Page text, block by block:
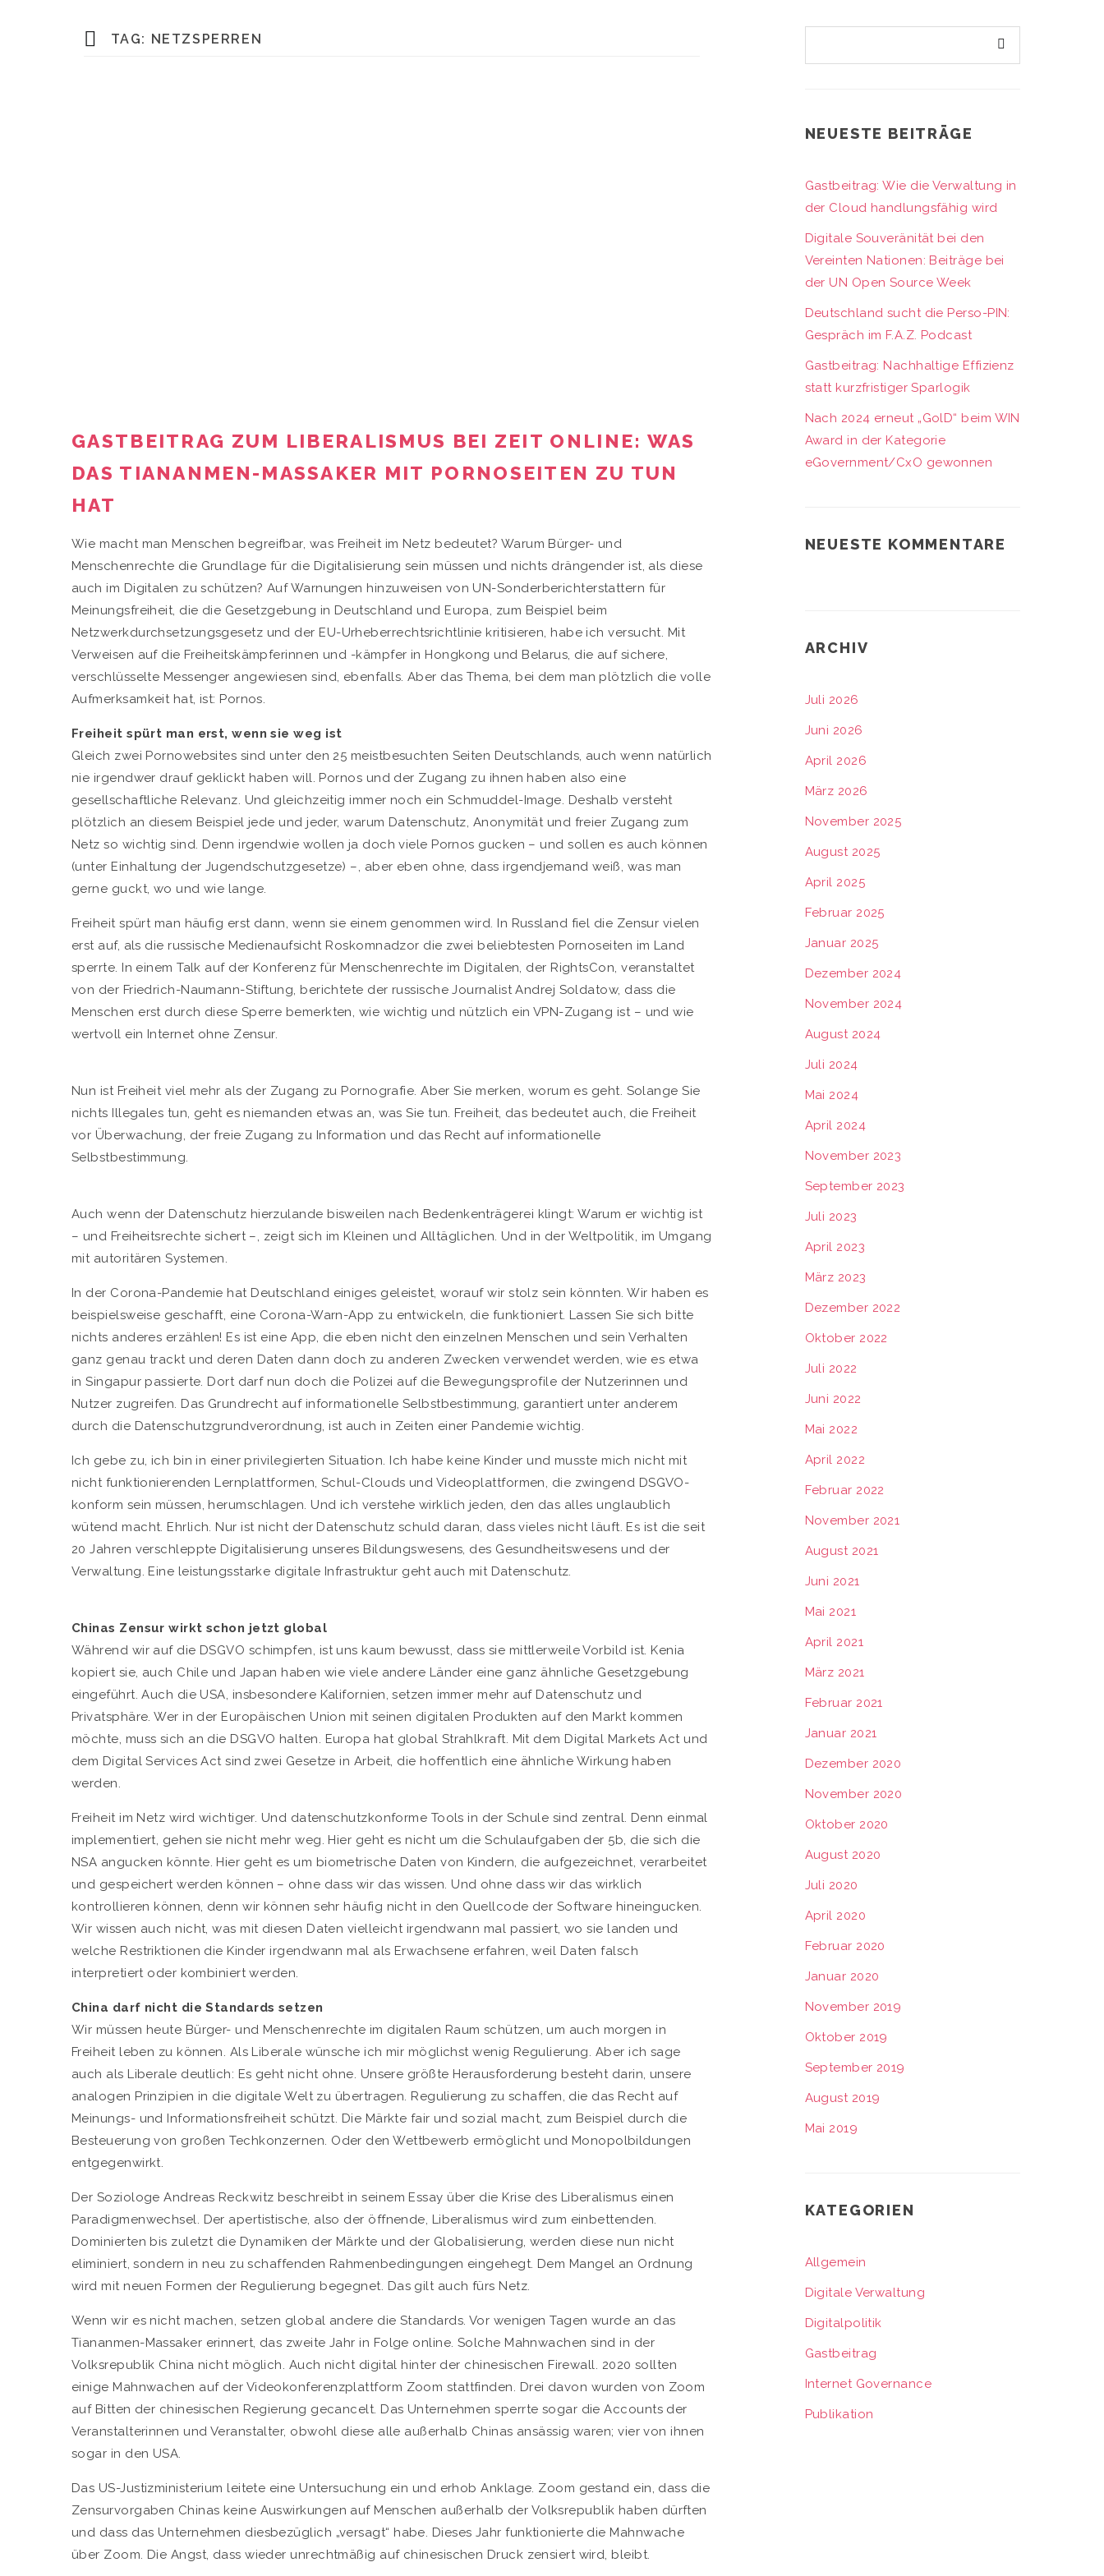
TAG: NETZSPERREN
GASTBEITRAG ZUM LIBERALISMUS BEI ZEIT ONLINE: WAS
DAS TIANANMEN-MASSAKER MIT PORNOSEITEN ZU TUN
HAT
Wie macht man Menschen begreifbar, was Freiheit im Netz bedeutet? Warum Bürger- und
Menschenrechte die Grundlage für die Digitalisierung sein müssen und nichts drängender ist, als diese
auch im Digitalen zu schützen? Auf Warnungen hinzuweisen von UN-Sonderberichterstattern für
Meinungsfreiheit, die die Gesetzgebung in Deutschland und Europa, zum Beispiel beim
Netzwerkdurchsetzungsgesetz und der EU-Urheberrechtsrichtlinie kritisieren, habe ich versucht. Mit
Verweisen auf die Freiheitskämpferinnen und -kämpfer in Hongkong und Belarus, die auf sichere,
verschlüsselte Messenger angewiesen sind, ebenfalls. Aber das Thema, bei dem man plötzlich die volle
Aufmerksamkeit hat, ist: Pornos.
Freiheit spürt man erst, wenn sie weg ist
Gleich zwei Pornowebsites sind unter den 25 meistbesuchten Seiten Deutschlands, auch wenn natürlich
nie irgendwer drauf geklickt haben will. Pornos und der Zugang zu ihnen haben also eine
gesellschaftliche Relevanz. Und gleichzeitig immer noch ein Schmuddel-Image. Deshalb versteht
plötzlich an diesem Beispiel jede und jeder, warum Datenschutz, Anonymität und freier Zugang zum
Netz so wichtig sind. Denn irgendwie wollen ja doch viele Pornos gucken – und sollen es auch können
(unter Einhaltung der Jugendschutzgesetze) –, aber eben ohne, dass irgendjemand weiß, was man
gerne guckt, wo und wie lange.
Freiheit spürt man häufig erst dann, wenn sie einem genommen wird. In Russland fiel die Zensur vielen
erst auf, als die russische Medienaufsicht Roskomnadzor die zwei beliebtesten Pornoseiten im Land
sperrte. In einem Talk auf der Konferenz für Menschenrechte im Digitalen, der RightsCon, veranstaltet
von der Friedrich-Naumann-Stiftung, berichtete der russische Journalist Andrej Soldatow, dass die
Menschen erst durch diese Sperre bemerkten, wie wichtig und nützlich ein VPN-Zugang ist – und wie
wertvoll ein Internet ohne Zensur.
Nun ist Freiheit viel mehr als der Zugang zu Pornografie. Aber Sie merken, worum es geht. Solange Sie
nichts Illegales tun, geht es niemanden etwas an, was Sie tun. Freiheit, das bedeutet auch, die Freiheit
vor Überwachung, der freie Zugang zu Information und das Recht auf informationelle
Selbstbestimmung.
Auch wenn der Datenschutz hierzulande bisweilen nach Bedenkenträgerei klingt: Warum er wichtig ist
– und Freiheitsrechte sichert –, zeigt sich im Kleinen und Alltäglichen. Und in der Weltpolitik, im Umgang
mit autoritären Systemen.
In der Corona-Pandemie hat Deutschland einiges geleistet, worauf wir stolz sein könnten. Wir haben es
beispielsweise geschafft, eine Corona-Warn-App zu entwickeln, die funktioniert. Lassen Sie sich bitte
nichts anderes erzählen! Es ist eine App, die eben nicht den einzelnen Menschen und sein Verhalten
ganz genau trackt und deren Daten dann doch zu anderen Zwecken verwendet werden, wie es etwa
in Singapur passierte. Dort darf nun doch die Polizei auf die Bewegungsprofile der Nutzerinnen und
Nutzer zugreifen. Das Grundrecht auf informationelle Selbstbestimmung, garantiert unter anderem
durch die Datenschutzgrundverordnung, ist auch in Zeiten einer Pandemie wichtig.
Ich gebe zu, ich bin in einer privilegierten Situation. Ich habe keine Kinder und musste mich nicht mit
nicht funktionierenden Lernplattformen, Schul-Clouds und Videoplattformen, die zwingend DSGVO-
konform sein müssen, herumschlagen. Und ich verstehe wirklich jeden, den das alles unglaublich
wütend macht. Ehrlich. Nur ist nicht der Datenschutz schuld daran, dass vieles nicht läuft. Es ist die seit
20 Jahren verschleppte Digitalisierung unseres Bildungswesens, des Gesundheitswesens und der
Verwaltung. Eine leistungsstarke digitale Infrastruktur geht auch mit Datenschutz.
Chinas Zensur wirkt schon jetzt global
Während wir auf die DSGVO schimpfen, ist uns kaum bewusst, dass sie mittlerweile Vorbild ist. Kenia
kopiert sie, auch Chile und Japan haben wie viele andere Länder eine ganz ähnliche Gesetzgebung
eingeführt. Auch die USA, insbesondere Kalifornien, setzen immer mehr auf Datenschutz und
Privatsphäre. Wer in der Europäischen Union mit seinen digitalen Produkten auf den Markt kommen
möchte, muss sich an die DSGVO halten. Europa hat global Strahlkraft. Mit dem Digital Markets Act und
dem Digital Services Act sind zwei Gesetze in Arbeit, die hoffentlich eine ähnliche Wirkung haben
werden.
Freiheit im Netz wird wichtiger. Und datenschutzkonforme Tools in der Schule sind zentral. Denn einmal
implementiert, gehen sie nicht mehr weg. Hier geht es nicht um die Schulaufgaben der 5b, die sich die
NSA angucken könnte. Hier geht es um biometrische Daten von Kindern, die aufgezeichnet, verarbeitet
und gespeichert werden können – ohne dass wir das wissen. Und ohne dass wir das wirklich
kontrollieren können, denn wir können sehr häufig nicht in den Quellcode der Software hineingucken.
Wir wissen auch nicht, was mit diesen Daten vielleicht irgendwann mal passiert, wo sie landen und
welche Restriktionen die Kinder irgendwann mal als Erwachsene erfahren, weil Daten falsch
interpretiert oder kombiniert werden.
China darf nicht die Standards setzen
Wir müssen heute Bürger- und Menschenrechte im digitalen Raum schützen, um auch morgen in
Freiheit leben zu können. Als Liberale wünsche ich mir möglichst wenig Regulierung. Aber ich sage
auch als Liberale deutlich: Es geht nicht ohne. Unsere größte Herausforderung besteht darin, unsere
analogen Prinzipien in die digitale Welt zu übertragen. Regulierung zu schaffen, die das Recht auf
Meinungs- und Informationsfreiheit schützt. Die Märkte fair und sozial macht, zum Beispiel durch die
Besteuerung von großen Techkonzernen. Oder den Wettbewerb ermöglicht und Monopolbildungen
entgegenwirkt.
Der Soziologe Andreas Reckwitz beschreibt in seinem Essay über die Krise des Liberalismus einen
Paradigmenwechsel. Der apertistische, also der öffnende, Liberalismus wird zum einbettenden.
Dominierten bis zuletzt die Dynamiken der Märkte und der Globalisierung, werden diese nun nicht
eliminiert, sondern in neu zu schaffenden Rahmenbedingungen eingehegt. Dem Mangel an Ordnung
wird mit neuen Formen der Regulierung begegnet. Das gilt auch fürs Netz.
Wenn wir es nicht machen, setzen global andere die Standards. Vor wenigen Tagen wurde an das
Tiananmen-Massaker erinnert, das zweite Jahr in Folge online. Solche Mahnwachen sind in der
Volksrepublik China nicht möglich. Auch nicht digital hinter der chinesischen Firewall. 2020 sollten
einige Mahnwachen auf der Videokonferenzplattform Zoom stattfinden. Drei davon wurden von Zoom
auf Bitten der chinesischen Regierung gecancelt. Das Unternehmen sperrte sogar die Accounts der
Veranstalterinnen und Veranstalter, obwohl diese alle außerhalb Chinas ansässig waren; vier von ihnen
sogar in den USA.
Das US-Justizministerium leitete eine Untersuchung ein und erhob Anklage. Zoom gestand ein, dass die
Zensurvorgaben Chinas keine Auswirkungen auf Menschen außerhalb der Volksrepublik haben dürften
und dass das Unternehmen diesbezüglich „versagt“ habe. Dieses Jahr funktionierte die Mahnwache
über Zoom. Die Angst, dass wieder unrechtmäßig auf chinesischen Druck zensiert wird, bleibt.
NEUESTE BEITRÄGE
Gastbeitrag: Wie die Verwaltung in
der Cloud handlungsfähig wird
Digitale Souveränität bei den
Vereinten Nationen: Beiträge bei
der UN Open Source Week
Deutschland sucht die Perso-PIN:
Gespräch im F.A.Z. Podcast
Gastbeitrag: Nachhaltige Effizienz
statt kurzfristiger Sparlogik
Nach 2024 erneut „GolD“ beim WIN
Award in der Kategorie
eGovernment/CxO gewonnen
NEUESTE KOMMENTARE
ARCHIV
Juli 2026
Juni 2026
April 2026
März 2026
November 2025
August 2025
April 2025
Februar 2025
Januar 2025
Dezember 2024
November 2024
August 2024
Juli 2024
Mai 2024
April 2024
November 2023
September 2023
Juli 2023
April 2023
März 2023
Dezember 2022
Oktober 2022
Juli 2022
Juni 2022
Mai 2022
April 2022
Februar 2022
November 2021
August 2021
Juni 2021
Mai 2021
April 2021
März 2021
Februar 2021
Januar 2021
Dezember 2020
November 2020
Oktober 2020
August 2020
Juli 2020
April 2020
Februar 2020
Januar 2020
November 2019
Oktober 2019
September 2019
August 2019
Mai 2019
KATEGORIEN
Allgemein
Digitale Verwaltung
Digitalpolitik
Gastbeitrag
Internet Governance
Publikation